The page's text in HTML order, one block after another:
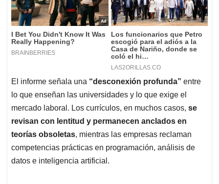
El informe señala una “desconexión profunda” entre
lo que enseñan las universidades y lo que exige el
mercado laboral. Los currículos, en muchos casos, se
revisan con lentitud y permanecen anclados en
teorías obsoletas, mientras las empresas reclaman
competencias prácticas en programación, análisis de
datos e inteligencia artificial.